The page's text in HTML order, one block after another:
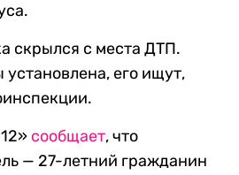
скрылся с места ДТП.
его ищут,
сообщает, что
— 27-летний гражданин